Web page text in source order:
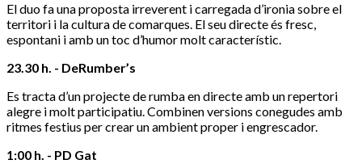
El duo fa una proposta irreverent i carregada d’ironia sobre el
territori i la cultura de comarques. El seu directe és fresc,
espontani i amb un toc d’humor molt característic.
23.30 h. - DeRumber’s
Es tracta d’un projecte de rumba en directe amb un repertori
alegre i molt participatiu. Combinen versions conegudes amb
ritmes festius per crear un ambient proper i engrescador.
1:00 h. - PD Gat